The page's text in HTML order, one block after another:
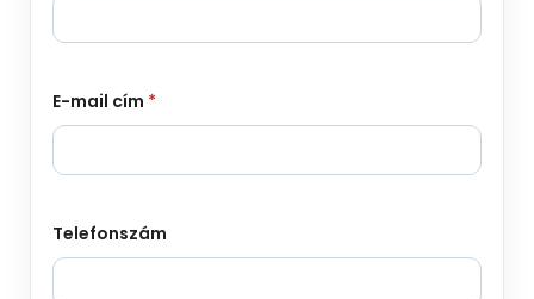
E-mail cím *
Telefonszám